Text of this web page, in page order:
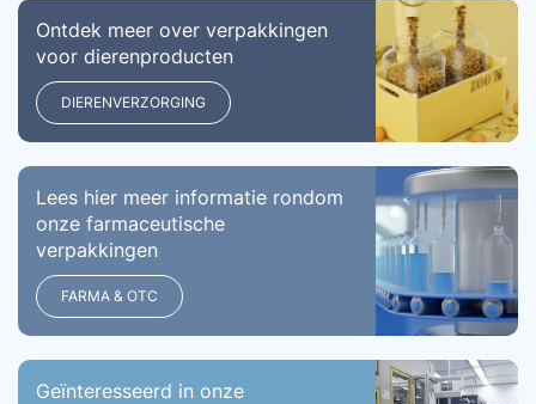
Ontdek meer over verpakkingen
voor dierenproducten
DIERENVERZORGING
Lees hier meer informatie rondom
onze farmaceutische
verpakkingen
FARMA & OTC
Geïnteresseerd in onze